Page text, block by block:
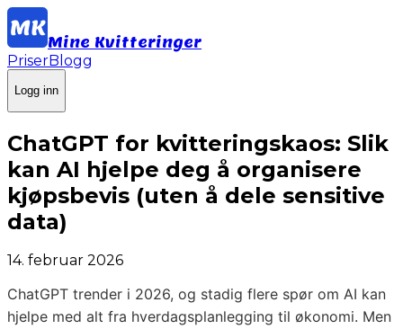
Mine Kvitteringer
PriserBlogg
Logg inn
ChatGPT for kvitteringskaos: Slik
kan AI hjelpe deg å organisere
kjøpsbevis (uten å dele sensitive
data)
14. februar 2026
ChatGPT trender i 2026, og stadig flere spør om AI kan
hjelpe med alt fra hverdagsplanlegging til økonomi. Men